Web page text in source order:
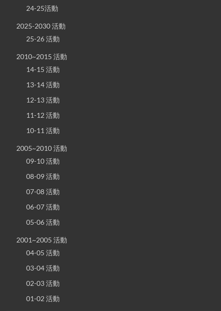
24-25活動
2025-2030 活動
25-26 活動
2010~2015 活動
14-15 活動
13-14 活動
12-13 活動
11-12 活動
10-11 活動
2005~2010 活動
09-10 活動
08-09 活動
07-08 活動
06-07 活動
05-06 活動
2001~2005 活動
04-05 活動
03-04 活動
02-03 活動
01-02 活動